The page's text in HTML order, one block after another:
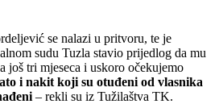
se nalazi u pritvoru, te je
sudu Tuzla stavio prijedlog da mu
još tri mjeseca i uskoro očekujemo
i nakit koji su otuđeni od vlasnika
– rekli su iz Tužilaštva TK.